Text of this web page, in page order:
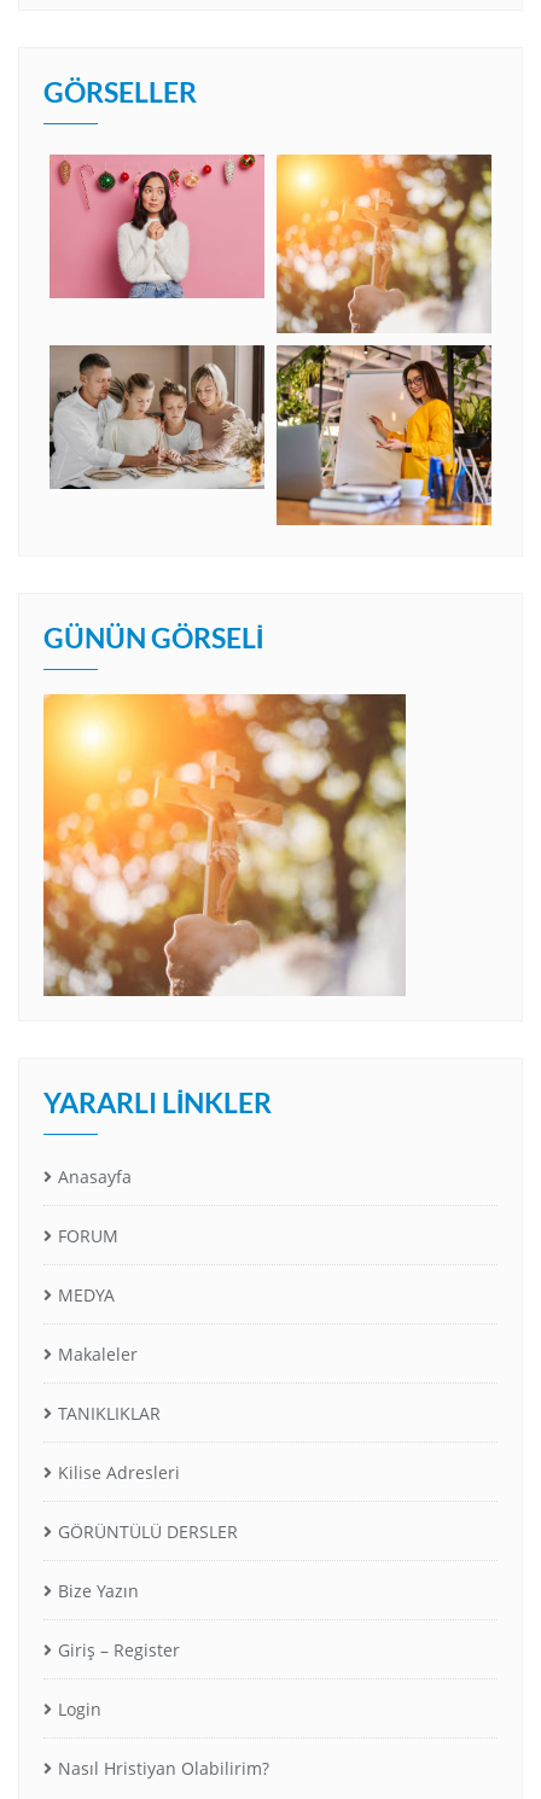
GÖRSELLER
GÜNÜN GÖRSELI
YARARLI LINKLER
Anasayfa
FORUM
MEDYA
Makaleler
TANIKLIKLAR
Kilise Adresleri
GÖRÜNTÜLÜ DERSLER
Bize Yazın
Giriş – Register
Login
Nasıl Hristiyan Olabilirim?